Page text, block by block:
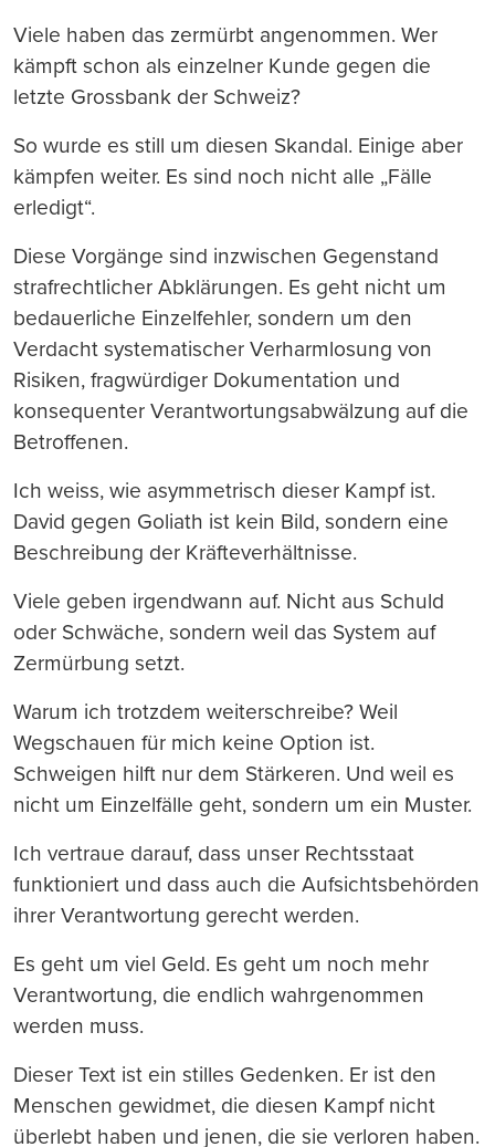
Viele haben das zermürbt angenommen. Wer
kämpft schon als einzelner Kunde gegen die
letzte Grossbank der Schweiz?
So wurde es still um diesen Skandal. Einige aber
kämpfen weiter. Es sind noch nicht alle „Fälle
erledigt“.
Diese Vorgänge sind inzwischen Gegenstand
strafrechtlicher Abklärungen. Es geht nicht um
bedauerliche Einzelfehler, sondern um den
Verdacht systematischer Verharmlosung von
Risiken, fragwürdiger Dokumentation und
konsequenter Verantwortungsabwälzung auf die
Betroffenen.
Ich weiss, wie asymmetrisch dieser Kampf ist.
David gegen Goliath ist kein Bild, sondern eine
Beschreibung der Kräfteverhältnisse.
Viele geben irgendwann auf. Nicht aus Schuld
oder Schwäche, sondern weil das System auf
Zermürbung setzt.
Warum ich trotzdem weiterschreibe? Weil
Wegschauen für mich keine Option ist.
Schweigen hilft nur dem Stärkeren. Und weil es
nicht um Einzelfälle geht, sondern um ein Muster.
Ich vertraue darauf, dass unser Rechtsstaat
funktioniert und dass auch die Aufsichtsbehörden
ihrer Verantwortung gerecht werden.
Es geht um viel Geld. Es geht um noch mehr
Verantwortung, die endlich wahrgenommen
werden muss.
Dieser Text ist ein stilles Gedenken. Er ist den
Menschen gewidmet, die diesen Kampf nicht
überlebt haben und jenen, die sie verloren haben.